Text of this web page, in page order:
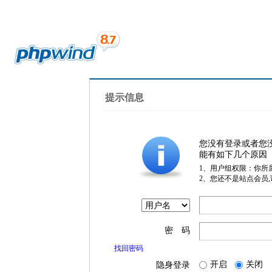
提示信息
您没有登录或者您
能有如下几个原因
1、用户组权限：你所
2、您还不是站点会员
密 码
找回密码
隐身登录 开启 关闭